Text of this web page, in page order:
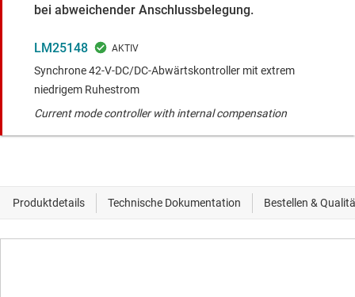
bei abweichender Anschlussbelegung.
LM25148
Synchrone 42-V-DC/DC-Abwärtskontroller mit extrem
niedrigem Ruhestrom
Current mode controller with internal compensation